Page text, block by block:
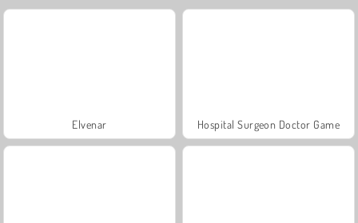
Elvenar Hospital Surgeon Doctor Game